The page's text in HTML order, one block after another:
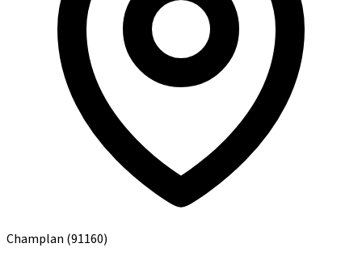
Champlan (91160)